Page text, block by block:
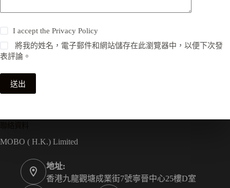
I accept thePrivacy Policy
將我的姓名，電子郵件和網站儲存在此瀏覽器中，以便下次發
表評論。
送出
MOBO ( H.K.) Limited
地址:
香港九龍觀塘成業街7號寧晉中心25樓D室